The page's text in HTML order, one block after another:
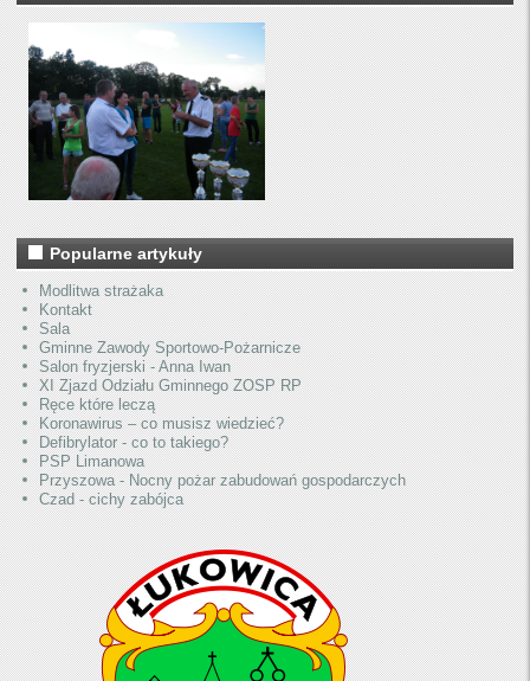
Popularne artykuły
Modlitwa strażaka
Kontakt
Sala
Gminne Zawody Sportowo-Pożarnicze
Salon fryzjerski - Anna Iwan
XI Zjazd Odziału Gminnego ZOSP RP
Ręce które leczą
Koronawirus – co musisz wiedzieć?
Defibrylator - co to takiego?
PSP Limanowa
Przyszowa - Nocny pożar zabudowań gospodarczych
Czad - cichy zabójca